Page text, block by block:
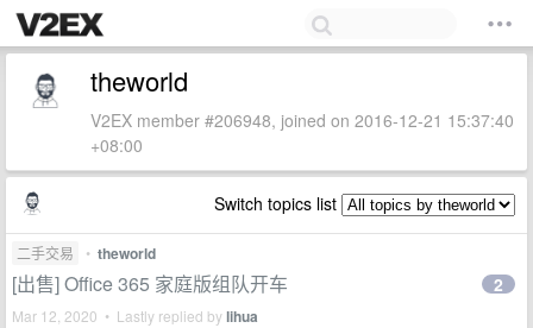
theworld
V2EX member #206948, joined on 2016-12-21 15:37:40
+08:00
Switch topics list
二手交易 • theworld
[出售] Office 365 家庭版组队开车
Mar 12, 2020 • Lastly replied bylihua
2